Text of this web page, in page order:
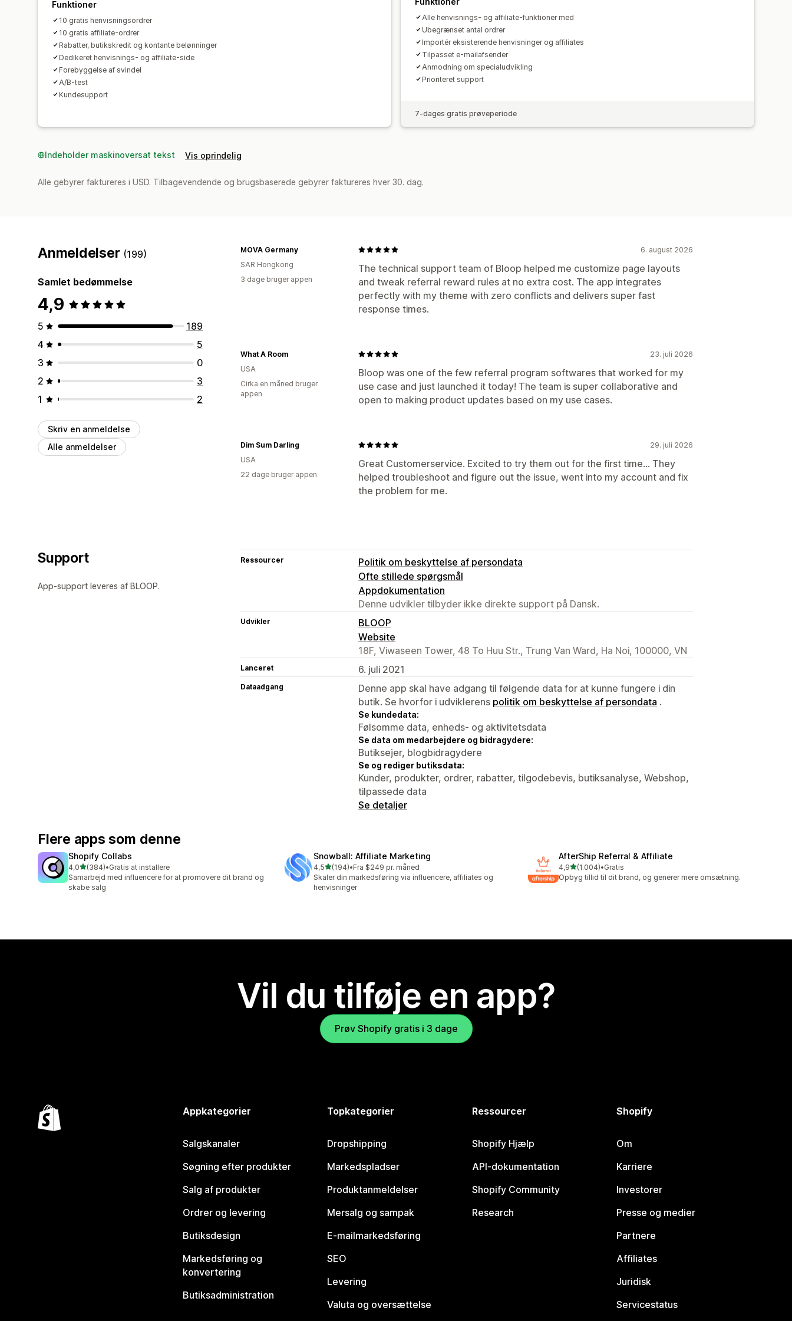
Tilpassede formularer Tilpasset branding
Gavekortudbetalinger Multivaluta
Funktioner
10 gratis henvisningsordrer
10 gratis affiliate-ordrer
Rabatter, butikskredit og kontante belønninger
Dedikeret henvisnings- og affiliate-side
Forebyggelse af svindel
A/B-test
Kundesupport
Alle henvisnings- og affiliate-funktioner med
Ubegrænset antal ordrer
Importér eksisterende henvisninger og affiliates
Tilpasset e-mailafsender
Anmodning om specialudvikling
Prioriteret support
7-dages gratis prøveperiode
Indeholder maskinoversat tekst Vis oprindelig
Alle gebyrer faktureres i USD. Tilbagevendende og brugsbaserede gebyrer faktureres hver 30. dag.
Anmeldelser (199)
Samlet bedømmelse
4,9
5
189
4
5
3
0
2
3
1
2
Skriv en anmeldelse
Alle anmeldelser
6. august 2026
The technical support team of Bloop helped me customize page layouts
and tweak referral reward rules at no extra cost. The app integrates
perfectly with my theme with zero conflicts and delivers super fast
response times.
MOVA Germany
SAR Hongkong
3 dage bruger appen
23. juli 2026
Bloop was one of the few referral program softwares that worked for my
use case and just launched it today! The team is super collaborative and
open to making product updates based on my use cases.
What A Room
USA
Cirka en måned bruger
appen
29. juli 2026
Great Customerservice. Excited to try them out for the first time… They
helped troubleshoot and figure out the issue, went into my account and fix
the problem for me.
Dim Sum Darling
USA
22 dage bruger appen
Support
App-support leveres af BLOOP.
Ressourcer
Politik om beskyttelse af persondata
Ofte stillede spørgsmål
Appdokumentation
Denne udvikler tilbyder ikke direkte support på Dansk.
Udvikler
BLOOP
Website
18F, Viwaseen Tower, 48 To Huu Str., Trung Van Ward, Ha Noi, 100000, VN
Lanceret 6. juli 2021
Dataadgang
Denne app skal have adgang til følgende data for at kunne fungere i din
butik. Se hvorfor i udviklerens politik om beskyttelse af persondata .
Se kundedata:
Følsomme data, enheds- og aktivitetsdata
Se data om medarbejdere og bidragydere:
Butiksejer, blogbidragydere
Se og rediger butiksdata:
Kunder, produkter, ordrer, rabatter, tilgodebevis, butiksanalyse, Webshop,
tilpassede data
Se detaljer
Flere apps som denne
Shopify Collabs
4,0ud af 5 stjerner
(384)
384 anmeldelser i alt
•Gratis at installere
Samarbejd med influencere for at promovere dit brand og
skabe salg
Snowball: Affiliate Marketing
4,5ud af 5 stjerner
(194)
194 anmeldelser i alt
•Fra $249 pr. måned
Skaler din markedsføring via influencere, affiliates og
henvisninger
AfterShip Referral & Affiliate
4,9ud af 5 stjerner
(1.004)
1004 anmeldelser i alt
•Gratis
Opbyg tillid til dit brand, og generer mere omsætning.
Vil du tilføje en app?
Prøv Shopify gratis i 3 dage
Appkategorier
Salgskanaler
Søgning efter produkter
Salg af produkter
Ordrer og levering
Butiksdesign
Markedsføring og
konvertering
Butiksadministration
Topkategorier
Dropshipping
Markedspladser
Produktanmeldelser
Mersalg og sampak
E-mailmarkedsføring
SEO
Levering
Valuta og oversættelse
Ressourcer
Shopify Hjælp
API-dokumentation
Shopify Community
Research
Shopify
Om
Karriere
Investorer
Presse og medier
Partnere
Affiliates
Juridisk
Servicestatus